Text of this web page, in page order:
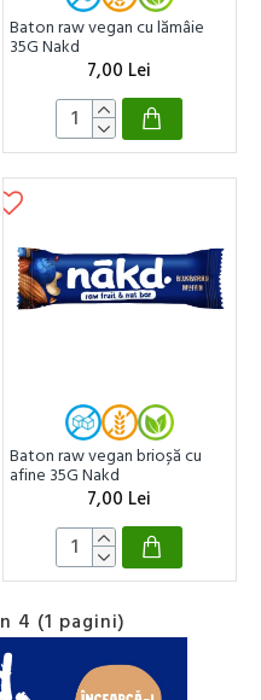
Baton raw vegan cu lămâie
35G Nakd
7,00 Lei
Baton raw vegan brioșă cu
afine 35G Nakd
7,00 Lei
4 (1 pagini)